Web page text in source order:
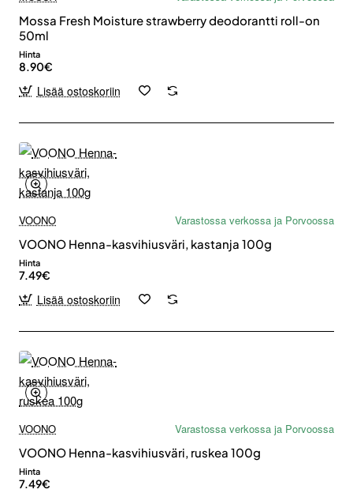
Mossa Fresh Moisture strawberry deodorantti roll-on
50ml
Hinta
8.90€
Lisää ostoskoriin
VOONO
Varastossa verkossa ja Porvoossa
VOONO Henna-kasvihiusväri, kastanja 100g
Hinta
7.49€
Lisää ostoskoriin
VOONO
Varastossa verkossa ja Porvoossa
VOONO Henna-kasvihiusväri, ruskea 100g
Hinta
7.49€